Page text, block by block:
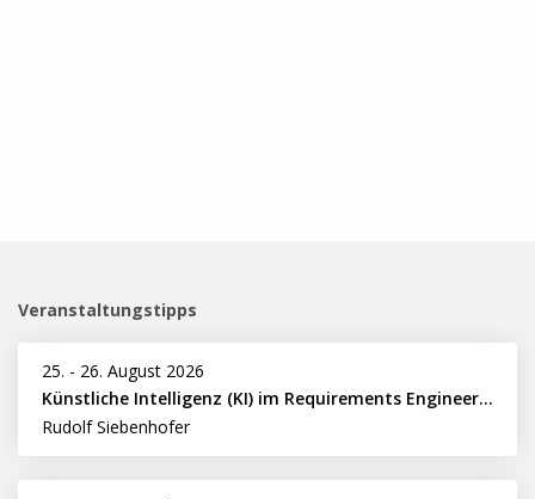
Veranstaltungstipps
25. - 26. August 2026
Künstliche Intelligenz (KI) im Requirements Engineering erfolgreich einsetzen
Rudolf Siebenhofer